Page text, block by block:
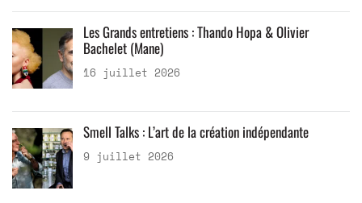
Les Grands entretiens : Thando Hopa & Olivier
Bachelet (Mane)
16 juillet 2026
Smell Talks : L’art de la création indépendante
9 juillet 2026